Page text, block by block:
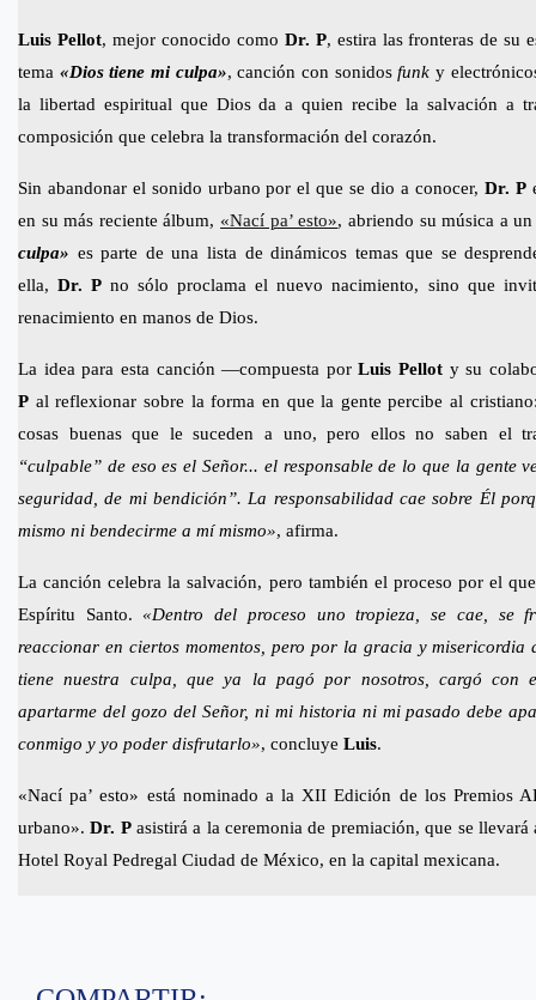
Luis Pellot, mejor conocido como Dr. P, estira las fronteras de su
tema «Dios tiene mi culpa», canción con sonidosfunk y
la libertad espiritual que Dios da a quien recibe la salvación a
composición que celebra la transformación del corazón.
Sin abandonar el sonido urbano por el que se dio a conocer, Dr. P
en su más reciente álbum, «Nací pa’ esto», abriendo su música a
culpa» es parte de una lista de dinámicos temas que se
ella,Dr. P no sólo proclama el nuevo nacimiento, sino que
renacimiento en manos de Dios.
La idea para esta canción —compuesta porLuis Pellot y su
P al reflexionar sobre la forma en que la gente percibe al
cosas buenas que le suceden a uno, pero ellos no saben el
“culpable” de eso es el Señor... el responsable de lo que la gente
seguridad, de mi bendición”. La responsabilidad cae sobre Él
mismo ni bendecirme a mí mismo», afirma.
La canción celebra la salvación, pero también el proceso por el
Espíritu Santo. «Dentro del proceso uno tropieza, se cae, se
reaccionar en ciertos momentos, pero por la gracia y misericordia
tiene nuestra culpa, que ya la pagó por nosotros, cargó con
apartarme del gozo del Señor, ni mi historia ni mi pasado debe
conmigo y yo poder disfrutarlo», concluye Luis.
«Nací pa’ esto» está nominado a la XII Edición de los Premios
urbano».Dr. Pasistirá a la ceremonia de premiación, que se
Hotel Royal Pedregal Ciudad de México, en la capital mexicana.